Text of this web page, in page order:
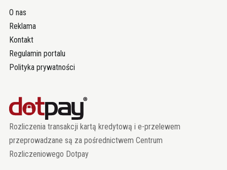
O nas
Reklama
Kontakt
Regulamin portalu
Polityka prywatności
Rozliczenia transakcji kartą kredytową i e-przelewem
przeprowadzane są za pośrednictwem Centrum
Rozliczeniowego Dotpay